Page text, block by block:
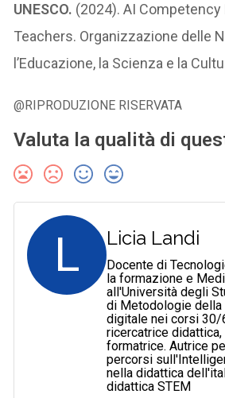
UNESCO. (2024). AI
Teachers. Organizzazione delle
l’Educazione, la Scienza e la
@RIPRODUZIONE RISERVATA
Valuta la qualità di
L Licia Landi
Docente di
la formazione e
all'Università degli
di Metodologie della
digitale nei corsi 30/
ricercatrice
formatrice. Autrice
percorsi
nella didattica
didattica STEM